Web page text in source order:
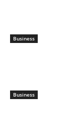
Business
Business